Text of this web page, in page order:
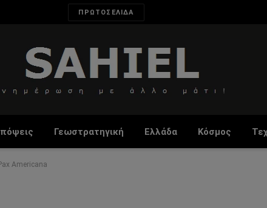
ΠΡΩΤΟΣΕΛΙΔΑ
Γεωστρατηγική Ελλάδα Κόσμος
Americana